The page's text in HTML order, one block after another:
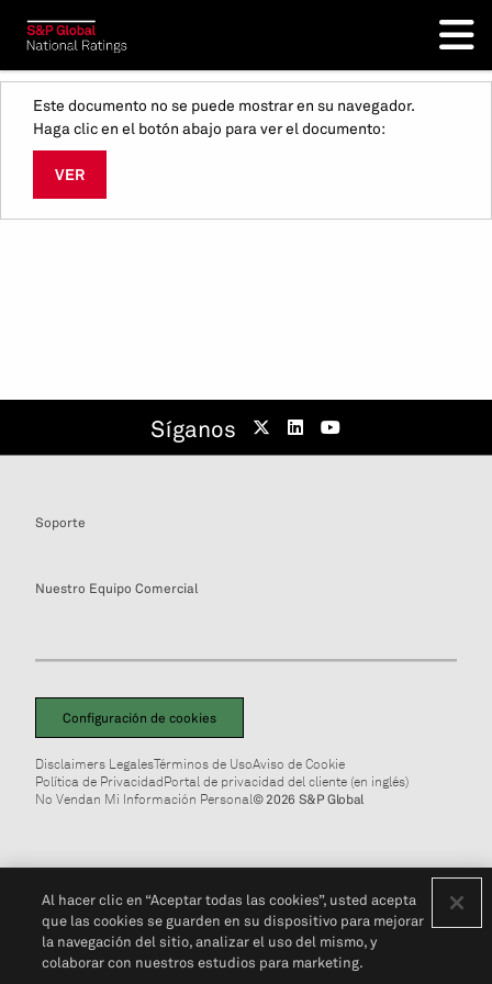
Este documento no se puede mostrar en su navegador.
Haga clic en el botón abajo para ver el documento:
VER
Síganos
Soporte
Nuestro Equipo Comercial
Configuración de cookies
Disclaimers LegalesTérminos de UsoAviso de Cookie
Política de PrivacidadPortal de privacidad del cliente (en inglés)
No Vendan Mi Información Personal© 2026 S&P Global
Al hacer clic en “Aceptar todas las cookies”, usted acepta
que las cookies se guarden en su dispositivo para mejorar
la navegación del sitio, analizar el uso del mismo, y
colaborar con nuestros estudios para marketing.